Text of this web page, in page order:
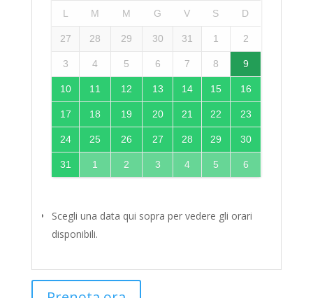
L M M G V S D
27 28 29 30 31 1 2
3 4 5 6 7 8 9
10 11 12 13 14 15 16
17 18 19 20 21 22 23
24 25 26 27 28 29 30
31 1 2 3 4 5 6
Scegli una data qui sopra per vedere gli orari
disponibili.